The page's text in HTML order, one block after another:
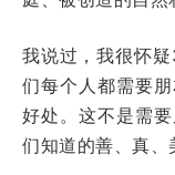
我说过，我很怀
们每个人都需要
好处。这不是需
们知道的善、真、